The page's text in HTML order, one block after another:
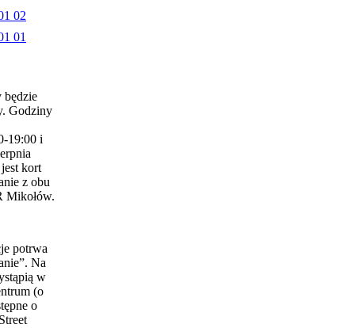
będzie
Godziny
19:00 i
kort
z obu
Mikołów.
potrwa
Na
w
(o
o